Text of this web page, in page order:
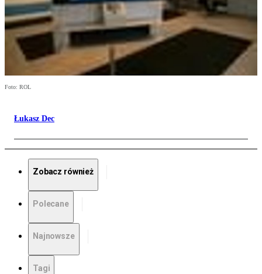
Foto: ROL
Łukasz Dec
Zobacz również
Polecane
Najnowsze
Tagi